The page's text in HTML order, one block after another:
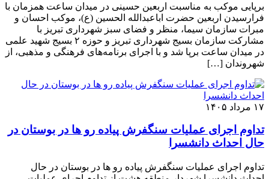
برپایی موکب به مناسبت اربعین حسینی در میدان ساعت همزمان با
فرارسیدن اربعین حضرت اباعبدالله الحسین (ع)، موکب احسان و
مبرات سازمان سیما، منظر و فضای سبز شهرداری تبریز با
مشارکت سازمان بسیج شهرداری تبریز و حوزه ۲ بسیج شهید علمی
در میدان ساعت برپا شد و با اجرای برنامه‌های فرهنگی و مذهبی، از
شهروندان […]
۱۷ مرداد ۱۴۰۵
تداوم اجرای عملیات سنگفرش پیاده رو ها در بوستان در
حال احداث دانشسرا
تداوم اجرای عملیات سنگفرش پیاده رو ها در بوستان در حال